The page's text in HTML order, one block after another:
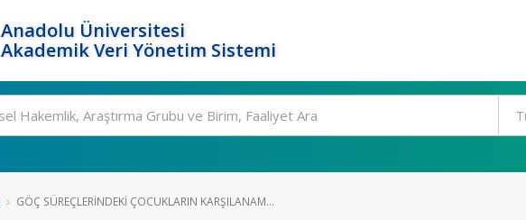
Anadolu Üniversitesi
Akademik Veri Yönetim Sistemi
GÖÇ SÜREÇLERINDEKI ÇOCUKLARIN KARŞILANAM...